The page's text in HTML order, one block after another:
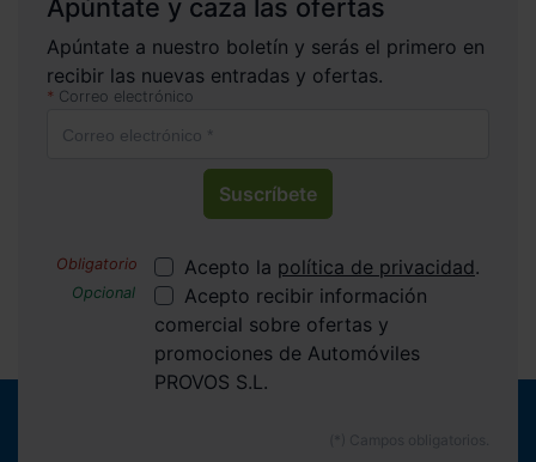
Apúntate y caza las ofertas
Apúntate a nuestro boletín y serás el primero en
recibir las nuevas entradas y ofertas.
Correo electrónico
Suscríbete
Acepto la política de privacidad.
Acepto recibir información
comercial sobre ofertas y
promociones de Automóviles
PROVOS S.L.